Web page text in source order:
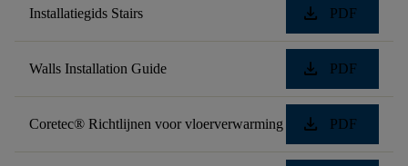
Installatiegids Stairs download PDF
Walls Installation Guide download PDF
Coretec® Richtlijnen voor vloerverwarming download PDF